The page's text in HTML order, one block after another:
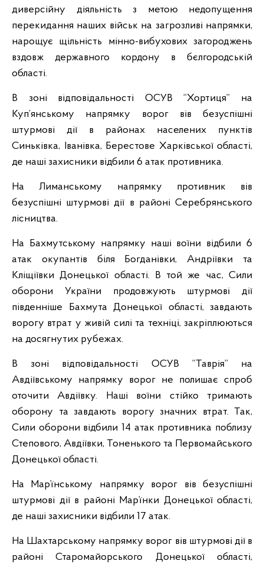
диверсійну діяльність з метою недопущення
перекидання наших військ на загрозливі напрямки,
нарощує щільність мінно-вибухових загороджень
вздовж державного кордону в бєлгородській
області.
В зоні відповідальності ОСУВ “Хортиця” на
Куп’янському напрямку ворог вів безуспішні
штурмові дії в районах населених пунктів
Синьківка, Іванівка, Берестове Харківської області,
де наші захисники відбили 6 атак противника.
На Лиманському напрямку противник вів
безуспішні штурмові дії в районі Серебрянського
лісництва.
На Бахмутському напрямку наші воїни відбили 6
атак окупантів біля Богданівки, Андріївки та
Кліщіївки Донецької області. В той же час, Сили
оборони України продовжують штурмові дії
південніше Бахмута Донецької області, завдають
ворогу втрат у живій силі та техніці, закріплюються
на досягнутих рубежах.
В зоні відповідальності ОСУВ “Таврія” на
Авдіївському напрямку ворог не полишає спроб
оточити Авдіївку. Наші воїни стійко тримають
оборону та завдають ворогу значних втрат. Так,
Сили оборони відбили 14 атак противника поблизу
Степового, Авдіївки, Тоненького та Первомайського
Донецької області.
На Мар’їнському напрямку ворог вів безуспішні
штурмові дії в районі Мар’їнки Донецької області,
де наші захисники відбили 17 атак.
На Шахтарському напрямку ворог вів штурмові дії в
районі Старомайорського Донецької області,